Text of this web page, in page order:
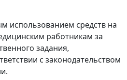
использованием средств на
работникам за
задания,
с законодательством